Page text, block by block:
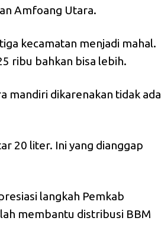
Amfoang Utara.
kecamatan menjadi mahal.
ribu bahkan bisa lebih.
mandiri dikarenakan tidak ada
20 liter. Ini yang dianggap
langkah Pemkab
membantu distribusi BBM